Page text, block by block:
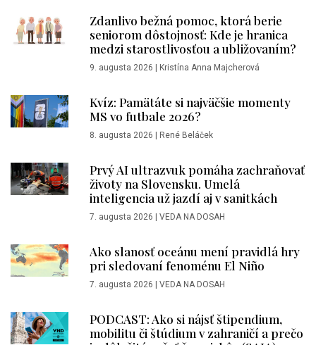
Zdanlivo bežná pomoc, ktorá berie
seniorom dôstojnosť: Kde je hranica
medzi starostlivosťou a ubližovaním?
9. augusta 2026 | Kristína Anna Majcherová
Kvíz: Pamätáte si najväčšie momenty
MS vo futbale 2026?
8. augusta 2026 | René Beláček
Prvý AI ultrazvuk pomáha zachraňovať
životy na Slovensku. Umelá
inteligencia už jazdí aj v sanitkách
7. augusta 2026 | VEDA NA DOSAH
Ako slanosť oceánu mení pravidlá hry
pri sledovaní fenoménu El Niño
7. augusta 2026 | VEDA NA DOSAH
PODCAST: Ako si nájsť štipendium,
mobilitu či štúdium v zahraničí a prečo